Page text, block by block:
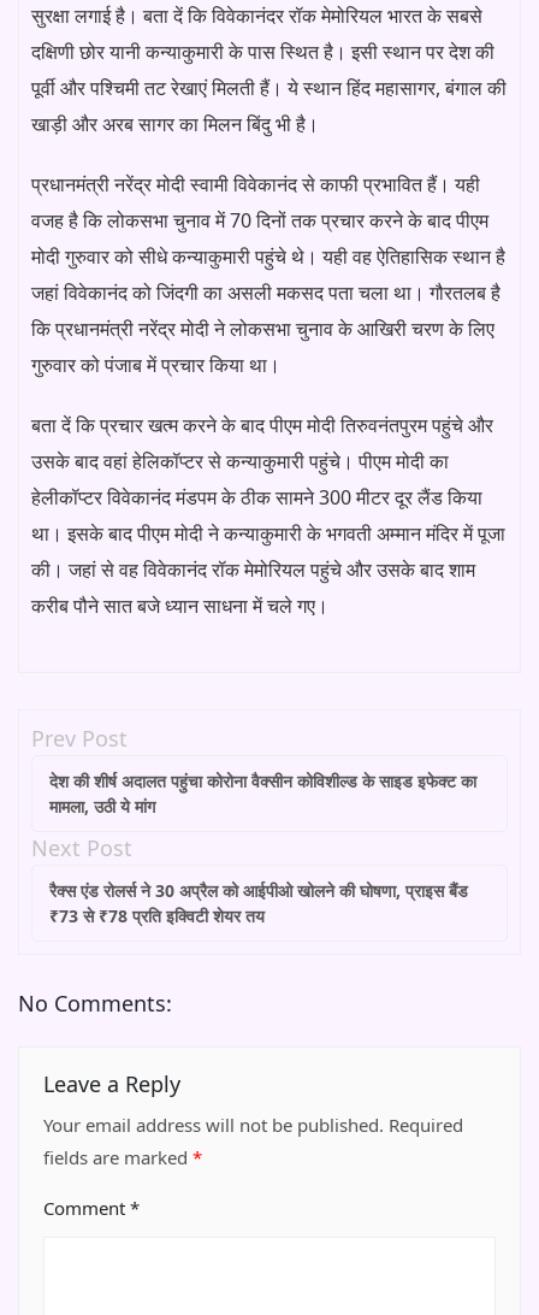
सुरक्षा लगाई है। बता दें कि विवेकानंदर रॉक मेमोरियल भारत के सबसे
दक्षिणी छोर यानी कन्याकुमारी के पास स्थित है। इसी स्थान पर देश की
पूर्वी और पश्चिमी तट रेखाएं मिलती हैं। ये स्थान हिंद महासागर, बंगाल की
खाड़ी और अरब सागर का मिलन बिंदु भी है।
प्रधानमंत्री नरेंद्र मोदी स्वामी विवेकानंद से काफी प्रभावित हैं। यही
वजह है कि लोकसभा चुनाव में 70 दिनों तक प्रचार करने के बाद पीएम
मोदी गुरुवार को सीधे कन्याकुमारी पहुंचे थे। यही वह ऐतिहासिक स्थान है
जहां विवेकानंद को जिंदगी का असली मकसद पता चला था। गौरतलब है
कि प्रधानमंत्री नरेंद्र मोदी ने लोकसभा चुनाव के आखिरी चरण के लिए
गुरुवार को पंजाब में प्रचार किया था।
बता दें कि प्रचार खत्म करने के बाद पीएम मोदी तिरुवनंतपुरम पहुंचे और
उसके बाद वहां हेलिकॉप्टर से कन्याकुमारी पहुंचे। पीएम मोदी का
हेलीकॉप्टर विवेकानंद मंडपम के ठीक सामने 300 मीटर दूर लैंड किया
था। इसके बाद पीएम मोदी ने कन्याकुमारी के भगवती अम्मान मंदिर में पूजा
की। जहां से वह विवेकानंद रॉक मेमोरियल पहुंचे और उसके बाद शाम
करीब पौने सात बजे ध्यान साधना में चले गए।
Prev Post
देश की शीर्ष अदालत पहुंचा कोरोना वैक्सीन कोविशील्ड के साइड इफेक्ट का
मामला, उठी ये मांग
Next Post
रैक्स एंड रोलर्स ने 30 अप्रैल को आईपीओ खोलने की घोषणा, प्राइस बैंड
₹73 से ₹78 प्रति इक्विटी शेयर तय
No Comments:
Leave a Reply
Your email address will not be published. Required
fields are marked *
Comment *